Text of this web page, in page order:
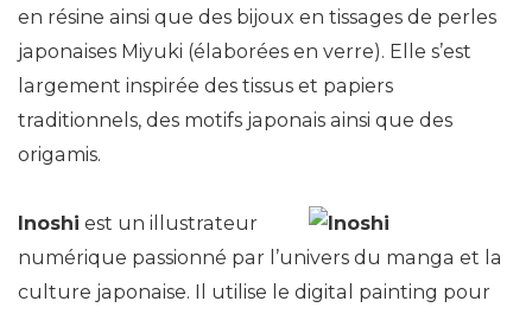
en résine ainsi que des bijoux en tissages de perles
japonaises Miyuki (élaborées en verre). Elle s’est
largement inspirée des tissus et papiers
traditionnels, des motifs japonais ainsi que des
origamis.
Inoshi est un illustrateur
numérique passionné par l’univers du manga et la
culture japonaise. Il utilise le digital painting pour